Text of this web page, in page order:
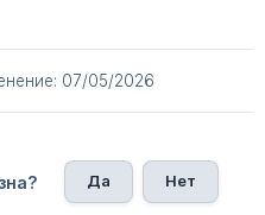
07/05/2026
Да Нет